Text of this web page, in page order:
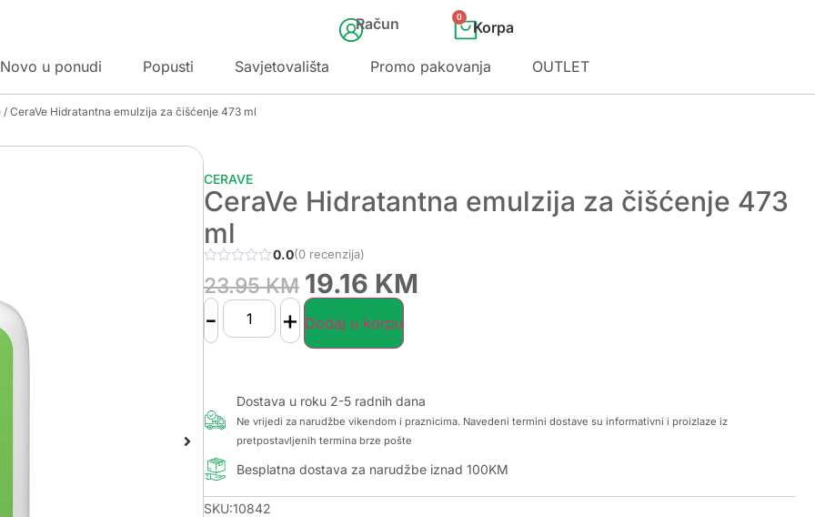
Račun 0
Novo u ponudi Popusti Savjetovališta Promo pakovanja OUTLET
/ CeraVe Hidratantna emulzija za čišćenje 473 ml
CERAVE
CeraVe Hidratantna emulzija za čišćenje 473
ml
0.0(0 recenzija)
23.95KM 19.16 KM
- + Dodaj u korpu
Dostava u roku 2-5 radnih dana
Ne vrijedi za narudžbe vikendom i praznicima. Navedeni termini dostave su informativni i proizlaze iz
pretpostavljenih termina brze pošte
Besplatna dostava za narudžbe iznad 100KM
SKU:10842